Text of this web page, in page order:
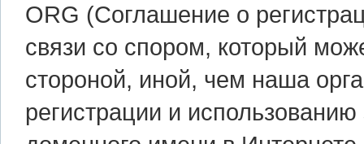
ORG (Соглашение о
связи со спором, который
стороной, иной, чем наша
регистрации и